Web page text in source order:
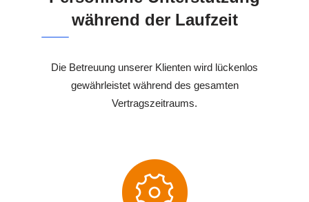
während der Laufzeit
Die Betreuung unserer Klienten wird lückenlos
gewährleistet während des gesamten
Vertragszeitraums.